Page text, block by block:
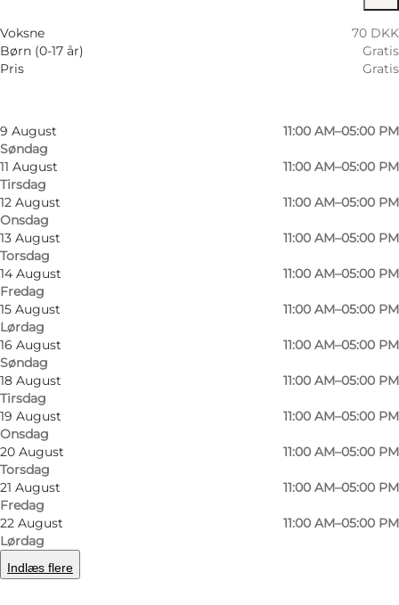
6 August
Torsdag
7 August
Fredag
11:00 AM–05:00 PM
9 August
Søndag
11:00 AM–05:00 PM
11 August
Tirsdag
11:00 AM–05:00 PM
12 August
Onsdag
11:00 AM–05:00 PM
13 August
Torsdag
11:00 AM–05:00 PM
14 August
Fredag
11:00 AM–05:00 PM
15 August
Lørdag
11:00 AM–05:00 PM
16 August
Søndag
11:00 AM–05:00 PM
18 August
Tirsdag
11:00 AM–05:00 PM
19 August
Onsdag
11:00 AM–05:00 PM
20 August
Torsdag
11:00 AM–05:00 PM
21 August
Fredag
11:00 AM–05:00 PM
22 August
Lørdag
11:00 AM–05:00 PM
Indlæs flere
Voksne
70 DKK
Børn (0-17 år)
Gratis
Pris
Gratis
Foto